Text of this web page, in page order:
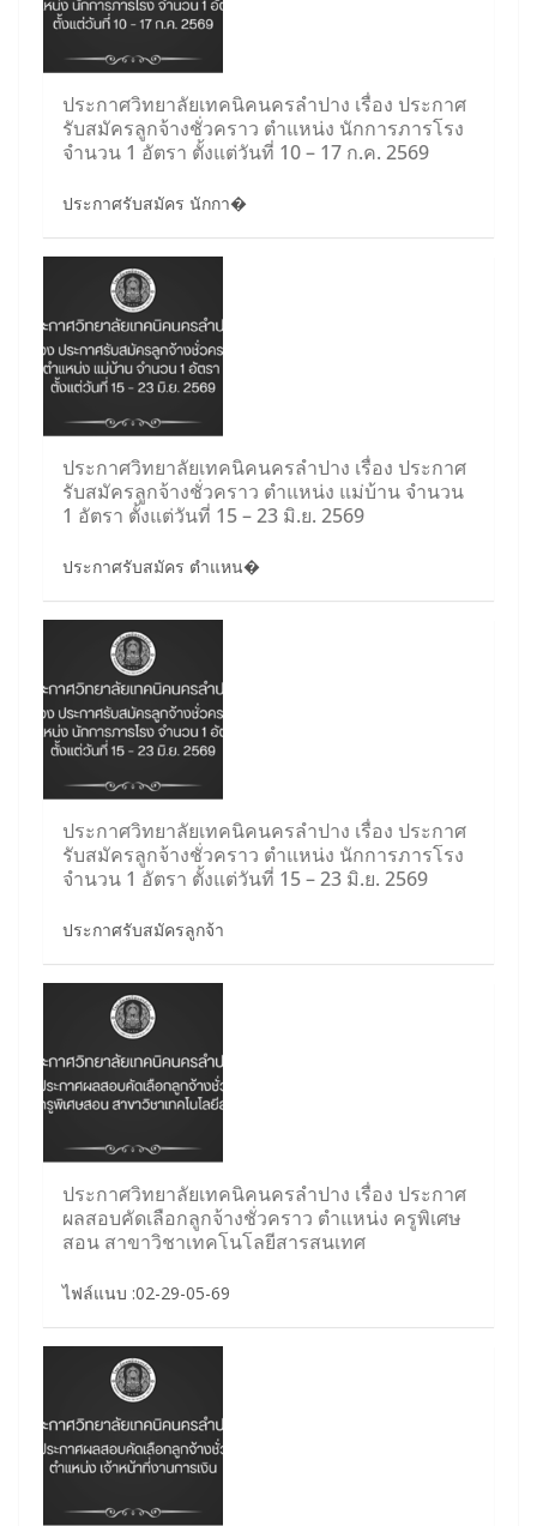
ประกาศวิทยาลัยเทคนิคนครลำปาง เรื่อง ประกาศ
รับสมัครลูกจ้างชั่วคราว ตำแหน่ง นักการภารโรง
จำนวน 1 อัตรา ตั้งแต่วันที่ 10 – 17 ก.ค. 2569
ประกาศรับสมัคร นักกา�
ประกาศวิทยาลัยเทคนิคนครลำปาง เรื่อง ประกาศ
รับสมัครลูกจ้างชั่วคราว ตำแหน่ง แม่บ้าน จำนวน
1 อัตรา ตั้งแต่วันที่ 15 – 23 มิ.ย. 2569
ประกาศรับสมัคร ตำแหน�
ประกาศวิทยาลัยเทคนิคนครลำปาง เรื่อง ประกาศ
รับสมัครลูกจ้างชั่วคราว ตำแหน่ง นักการภารโรง
จำนวน 1 อัตรา ตั้งแต่วันที่ 15 – 23 มิ.ย. 2569
ประกาศรับสมัครลูกจ้า
ประกาศวิทยาลัยเทคนิคนครลำปาง เรื่อง ประกาศ
ผลสอบคัดเลือกลูกจ้างชั่วคราว ตำแหน่ง ครูพิเศษ
สอน สาขาวิชาเทคโนโลยีสารสนเทศ
ไฟล์แนบ :02-29-05-69